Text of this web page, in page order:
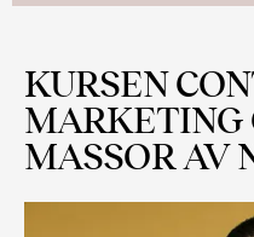
KURSEN
MARKETING
MASSOR AV